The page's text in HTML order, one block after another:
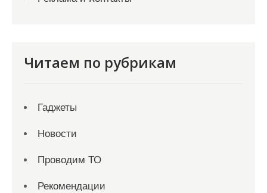
Читаем по рубрикам
Гаджеты
Новости
Проводим ТО
Рекомендации